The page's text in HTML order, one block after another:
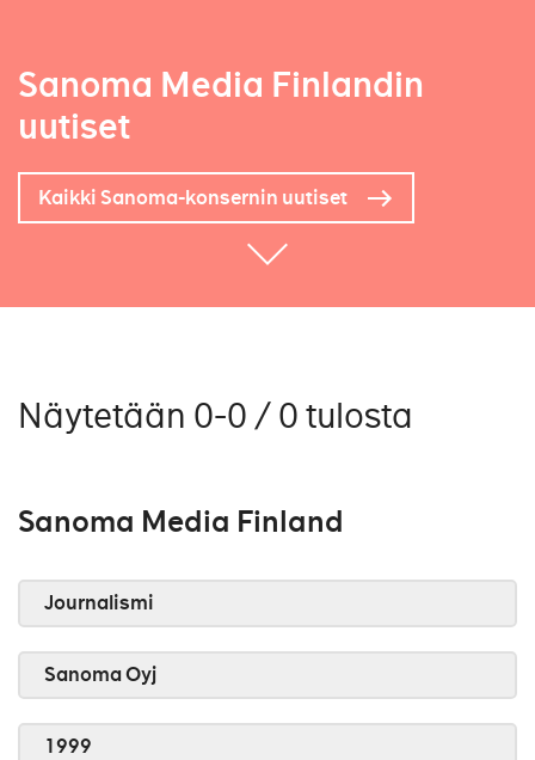
Sanoma Media Finlandin
uutiset
Kaikki Sanoma-konsernin uutiset
Näytetään 0-0 / 0 tulosta
Sanoma Media Finland
Journalismi
Sanoma Oyj
1999